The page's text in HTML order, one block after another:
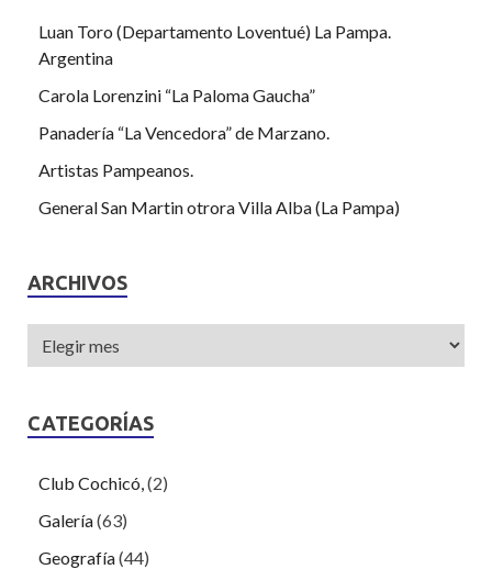
Luan Toro (Departamento Loventué) La Pampa.
Argentina
Carola Lorenzini “La Paloma Gaucha”
Panadería “La Vencedora” de Marzano.
Artistas Pampeanos.
General San Martin otrora Villa Alba (La Pampa)
ARCHIVOS
CATEGORÍAS
Club Cochicó, (2)
Galería(63)
Geografía(44)